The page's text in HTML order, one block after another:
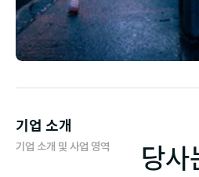
기업 소개
기업 소개 및 사업 영역
당